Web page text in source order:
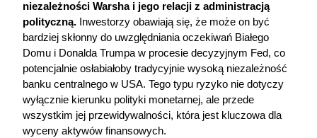
niezależności Warsha i jego relacji z administracją
polityczną. Inwestorzy obawiają się, że może on być
bardziej skłonny do uwzględniania oczekiwań Białego
Domu i Donalda Trumpa w procesie decyzyjnym Fed, co
potencjalnie osłabiałoby tradycyjnie wysoką niezależność
banku centralnego w USA. Tego typu ryzyko nie dotyczy
wyłącznie kierunku polityki monetarnej, ale przede
wszystkim jej przewidywalności, która jest kluczowa dla
wyceny aktywów finansowych.